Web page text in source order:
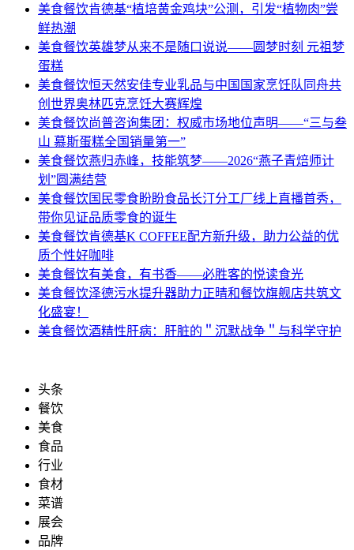
美食餐饮肯德基“植培黄金鸡块”公测，引发“植物肉”尝
鲜热潮
美食餐饮英雄梦从来不是随口说说——圆梦时刻 元祖梦
蛋糕
美食餐饮恒天然安佳专业乳品与中国国家烹饪队同舟共
创世界奥林匹克烹饪大赛辉煌
美食餐饮尚普咨询集团：权威市场地位声明——“三与叁
山 慕斯蛋糕全国销量第一”
美食餐饮燕归赤峰，技能筑梦——2026“燕子青焙师计
划”圆满结营
美食餐饮 国民零食盼盼食品长汀分工厂线上直播首秀，
带你见证品质零食的诞生
美食餐饮肯德基K COFFEE配方新升级，助力公益的优
质个性好咖啡
美食餐饮有美食，有书香——必胜客的悦读食光
美食餐饮泽德污水提升器助力正晴和餐饮旗舰店共筑文
化盛宴！
美食餐饮酒精性肝病：肝脏的＂沉默战争＂与科学守护
头条
餐饮
美食
食品
行业
食材
菜谱
展会
品牌